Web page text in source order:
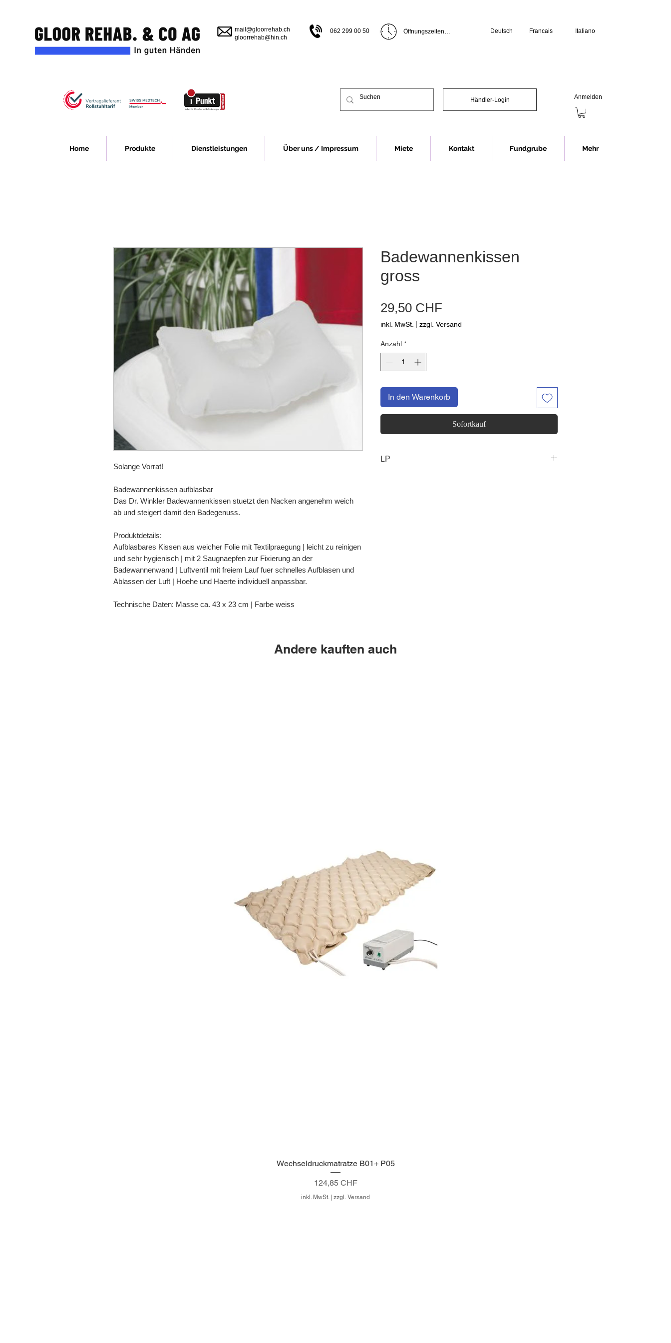
mail@gloorrehab.ch
gloorrehab@hin.ch
062 299 00 50
Öffnungszeiten
Öffnungszeiten Showroom (Anmeldung erforderlich):
Montag 13.00 bis 16.30 Uhr
Vor Feiertagen schliessen wir jeweils eine Stunde
Deutsch Francais Italiano
Händler-Login Anmelden
Home Produkte Dienstleistungen Über uns / Impressum Miete Kontakt Fundgrube Mehr
Solange Vorrat!
Badewannenkissen aufblasbar
Das Dr. Winkler Badewannenkissen stuetzt den Nacken angenehm weich
ab und steigert damit den Badegenuss.
Produktdetails:
Aufblasbares Kissen aus weicher Folie mit Textilpraegung | leicht zu reinigen
und sehr hygienisch | mit 2 Saugnaepfen zur Fixierung an der
Badewannenwand | Luftventil mit freiem Lauf fuer schnelles Aufblasen und
Ablassen der Luft | Hoehe und Haerte individuell anpassbar.
Technische Daten: Masse ca. 43 x 23 cm | Farbe weiss
Badewannenkissen
gross
29,50 CHF
inkl. MwSt. zzgl. Versand
Anzahl *
In den Warenkorb
Sofortkauf
LP
Andere kauften auch
Schnellansicht
Wechseldruckmatratze B01+ P05
Preis
124,85 CHF
inkl. MwSt. | zzgl. Versand